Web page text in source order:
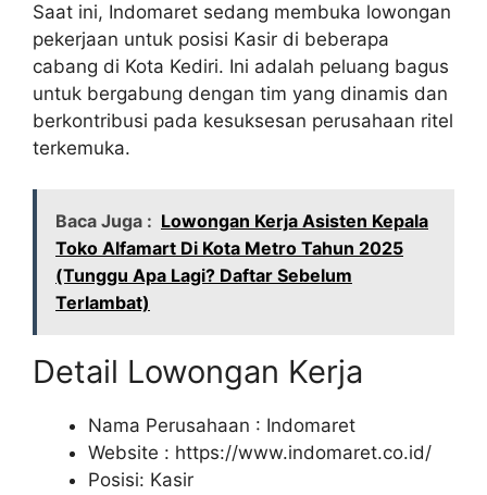
Saat ini, Indomaret sedang membuka lowongan
pekerjaan untuk posisi Kasir di beberapa
cabang di Kota Kediri. Ini adalah peluang bagus
untuk bergabung dengan tim yang dinamis dan
berkontribusi pada kesuksesan perusahaan ritel
terkemuka.
Baca Juga : Lowongan Kerja Asisten Kepala
Toko Alfamart Di Kota Metro Tahun 2025
(Tunggu Apa Lagi? Daftar Sebelum
Terlambat)
Detail Lowongan Kerja
Nama Perusahaan : Indomaret
Website : https://www.indomaret.co.id/
Posisi: Kasir